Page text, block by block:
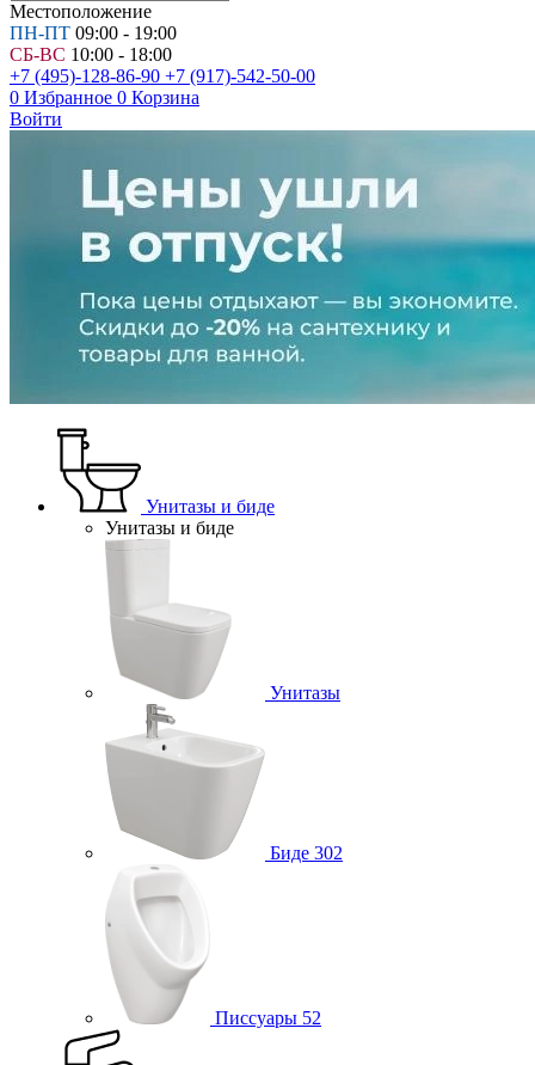
Местоположение
ПН-ПТ 09:00 - 19:00
СБ-ВС 10:00 - 18:00
+7 (495)-128-86-90 +7 (917)-542-50-00
0 Избранное 0 Корзина
Войти
Унитазы и биде
Унитазы и биде
Унитазы
Биде 302
Писсуары 52